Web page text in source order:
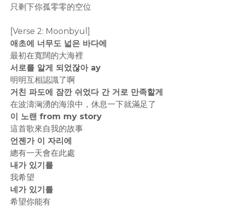
只剩下你孤零零的空位
[Verse 2: Moonbyul]
애초에 너무도 넓은 바다에
最初在寬闊的大海裡
서로를 알게 되었잖아 ay
明明互相認識了啊
거친 파도에 잠깐 쉬었다 간 거로 만족할게
在波濤洶湧的海浪中，休息一下就滿足了
이 노랜 from my story
這首歌來自我的故事
언젠가 이 자리에
總有一天會在此處
내가 있기를
我希望
네가 있기를
希望你能有